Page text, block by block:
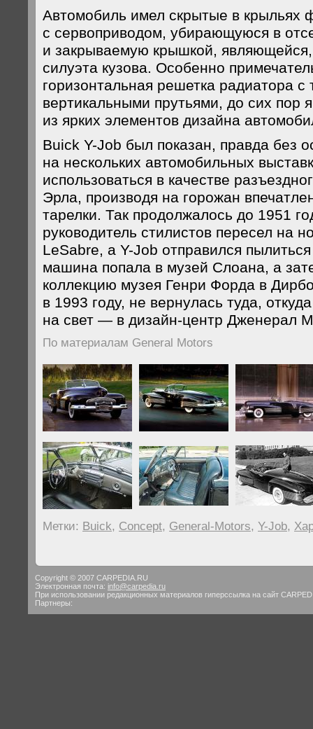
Автомобиль имел скрытые в крыльях
с сервоприводом, убирающуюся в
и закрываемую крышкой,
силуэта кузова. Особенно
горизонтальная решетка радиатора с
вертикальными прутьями, до сих пор
из ярких элементов дизайна
Buick Y-Job был показан, правда без
на нескольких автомобильных
использоваться в качестве
Эрла, производя на горожан
тарелки. Так продолжалось до 1951
руководитель стилистов пересел на
LeSabre, а Y-Job отправился
машина попала в музей Слоана, а
коллекцию музея Генри Форда в
в 1993 году, не вернулась туда,
на свет — в дизайн-центр Дженерал
По материалам General Motors
Метки: Buick, Concept, General-Motors, Y-Job,
Copyright © 2007 CARPEDIA.RU
Электронная почта: info@carpedia.ru
При использовании редакционных материалов гиперссылка на сайт
Партнеры: